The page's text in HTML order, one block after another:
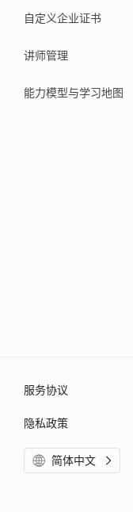
自定义企业证书
讲师管理
能力模型与学习地图
服务协议
隐私政策
简体中文